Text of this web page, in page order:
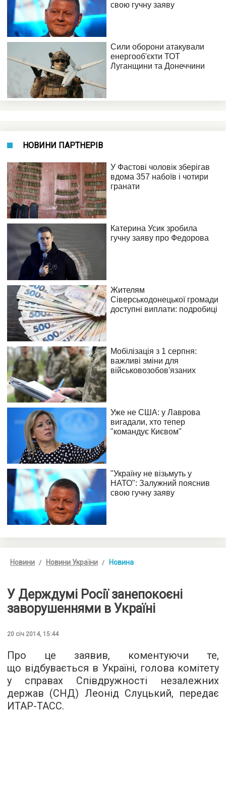
НОВИНИ ПАРТНЕРІВ
Новини Новини України Новина
У Держдумі Росії занепокоєні
заворушеннями в Україні
20 січ 2014, 15:44
Про це заявив, коментуючи те,
що відбувається в Україні, голова комітету
у справах Співдружності незалежних
держав (СНД) Леонід Слуцький, передає
ИТАР-ТАСС.